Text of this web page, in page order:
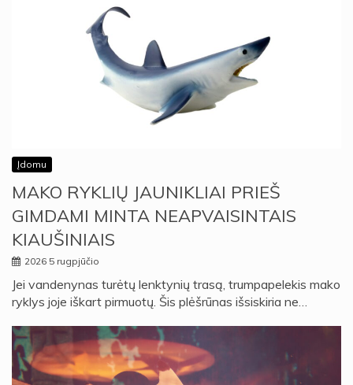
Įdomu
MAKO RYKLIŲ JAUNIKLIAI PRIEŠ
GIMDAMI MINTA NEAPVAISINTAIS
KIAUŠINIAIS
2026 5 rugpjūčio
Jei vandenynas turėtų lenktynių trasą, trumpapelekis mako
ryklys joje iškart pirmuotų. Šis plėšrūnas išsiskiria ne…